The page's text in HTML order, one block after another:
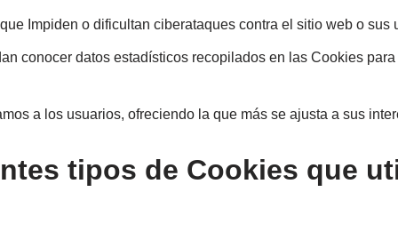
Impiden o dificultan ciberataques contra el sitio web o sus
conocer datos estadísticos recopilados en las Cookies
a los usuarios, ofreciendo la que más se ajusta a sus
tipos de Cookies que